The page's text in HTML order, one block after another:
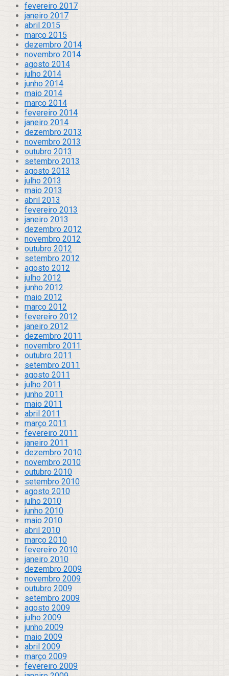
fevereiro 2017
janeiro 2017
abril 2015
março 2015
dezembro 2014
novembro 2014
agosto 2014
julho 2014
junho 2014
maio 2014
março 2014
fevereiro 2014
janeiro 2014
dezembro 2013
novembro 2013
outubro 2013
setembro 2013
agosto 2013
julho 2013
maio 2013
abril 2013
fevereiro 2013
janeiro 2013
dezembro 2012
novembro 2012
outubro 2012
setembro 2012
agosto 2012
julho 2012
junho 2012
maio 2012
março 2012
fevereiro 2012
janeiro 2012
dezembro 2011
novembro 2011
outubro 2011
setembro 2011
agosto 2011
julho 2011
junho 2011
maio 2011
abril 2011
março 2011
fevereiro 2011
janeiro 2011
dezembro 2010
novembro 2010
outubro 2010
setembro 2010
agosto 2010
julho 2010
junho 2010
maio 2010
abril 2010
março 2010
fevereiro 2010
janeiro 2010
dezembro 2009
novembro 2009
outubro 2009
setembro 2009
agosto 2009
julho 2009
junho 2009
maio 2009
abril 2009
março 2009
fevereiro 2009